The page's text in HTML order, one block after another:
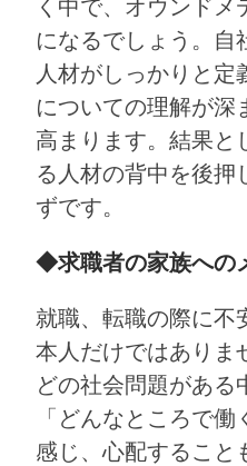
になるでしょう。自
人材がしっかりと
についての理解が深
高まります。結果と
る人材の背中を後押
ずです。
◆求職者の家族への
就職、転職の際に不
本人だけではありま
どの社会問題がある
「どんなところで
感じ、心配すること